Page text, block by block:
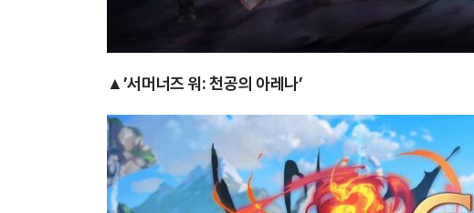
▲’서머너즈 워: 천공의 아레나’